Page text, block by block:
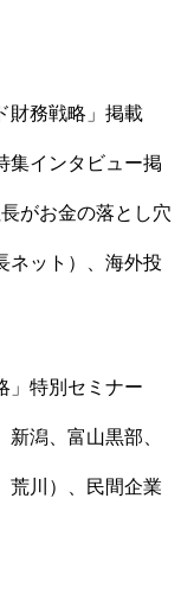
財務戦略」掲載
集インタビュー掲
がお金の落とし穴
ネット）、海外投
」特別セミナー
新潟、富山黒部、
荒川）、民間企業